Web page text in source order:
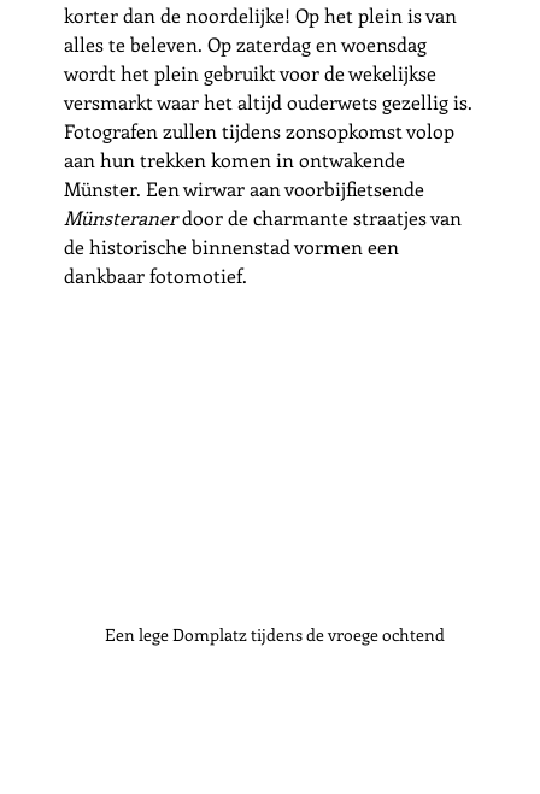
korter dan de noordelijke! Op het plein is van
alles te beleven. Op zaterdag en woensdag
wordt het plein gebruikt voor de wekelijkse
versmarkt waar het altijd ouderwets gezellig is.
Fotografen zullen tijdens zonsopkomst volop
aan hun trekken komen in ontwakende
Münster. Een wirwar aan voorbijfietsende
Münsteraner door de charmante straatjes van
de historische binnenstad vormen een
dankbaar fotomotief.
Een lege Domplatz tijdens de vroege ochtend